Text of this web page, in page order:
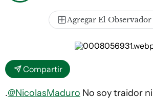
Agregar El Observador
Compartir
.@NicolasMaduro No soy traidor